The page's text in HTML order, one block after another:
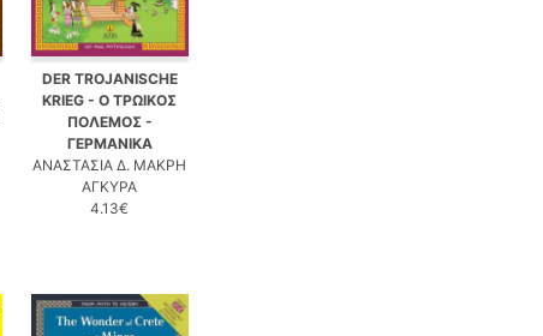
DER TROJANISCHE
KRIEG - Ο ΤΡΩΙΚΟΣ
ΠΟΛΕΜΟΣ -
ΓΕΡΜΑΝΙΚΑ
ΑΝΑΣΤΑΣΙΑ Δ. ΜΑΚΡΗ
ΑΓΚΥΡΑ
4.13€